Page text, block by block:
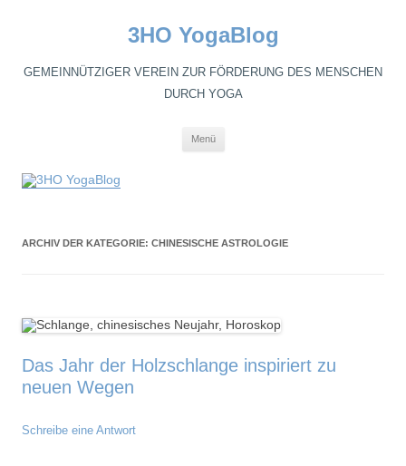
3HO YogaBlog
GEMEINNÜTZIGER VEREIN ZUR FÖRDERUNG DES MENSCHEN
DURCH YOGA
Menü
ARCHIV DER KATEGORIE: CHINESISCHE ASTROLOGIE
Das Jahr der Holzschlange inspiriert zu
neuen Wegen
Schreibe eine Antwort